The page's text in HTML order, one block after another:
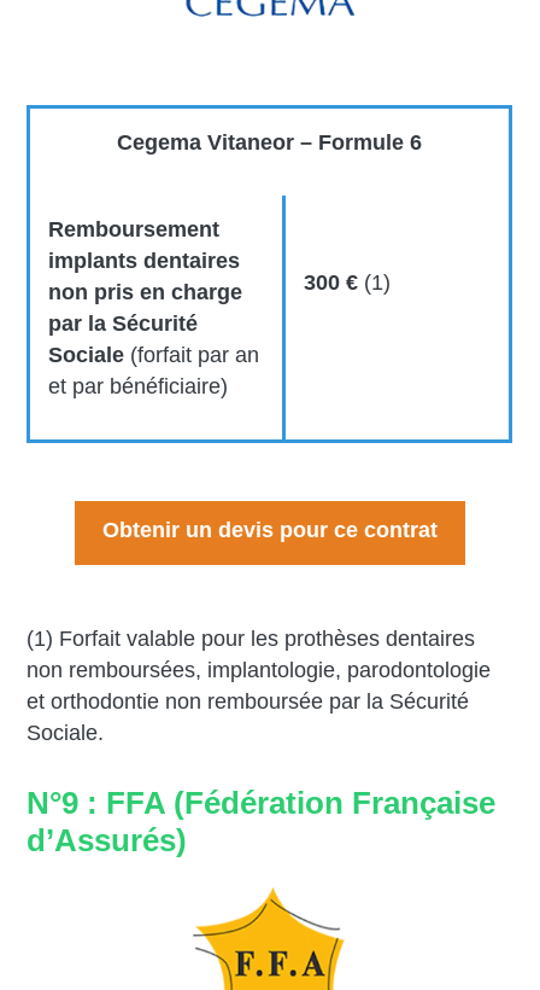
Cegema Vitaneor – Formule 6
Remboursement
implants dentaires
non pris en charge
par la Sécurité
Sociale (forfait par an
et par bénéficiaire)
300 € (1)
Obtenir un devis pour ce contrat
(1) Forfait valable pour les prothèses dentaires
non remboursées, implantologie, parodontologie
et orthodontie non remboursée par la Sécurité
Sociale.
N°9 : FFA (Fédération Française
d’Assurés)